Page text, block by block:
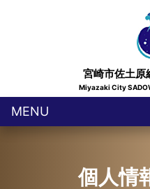
宮崎市佐土原
Miyazaki City
MENU
個人情